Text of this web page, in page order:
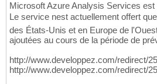
Microsoft Azure Analysis Services
Le service nest actuellement offert
des États-Unis et en Europe de
ajoutées au cours de la période de
http://www.developpez.com/redirect/
http://www.developpez.com/redirect/